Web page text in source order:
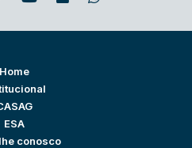
Home
ESA
conosco